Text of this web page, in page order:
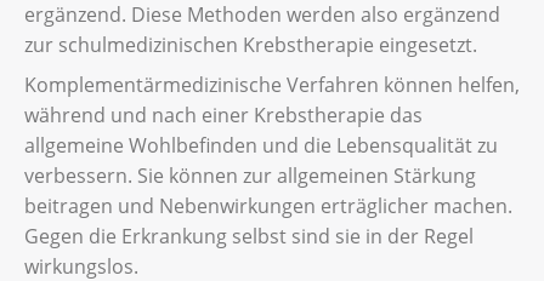
ergänzend. Diese Methoden werden also ergänzend
zur schulmedizinischen Krebstherapie eingesetzt.
Komplementärmedizinische Verfahren können helfen,
während und nach einer Krebstherapie das
allgemeine Wohlbefinden und die Lebensqualität zu
verbessern. Sie können zur allgemeinen Stärkung
beitragen und Nebenwirkungen erträglicher machen.
Gegen die Erkrankung selbst sind sie in der Regel
wirkungslos.